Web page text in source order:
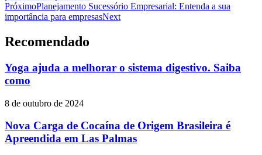
PróximoPlanejamento Sucessório Empresarial: Entenda a sua
importância para empresasNext
Recomendado
Yoga ajuda a melhorar o sistema digestivo. Saiba
como
8 de outubro de 2024
Nova Carga de Cocaína de Origem Brasileira é
Apreendida em Las Palmas